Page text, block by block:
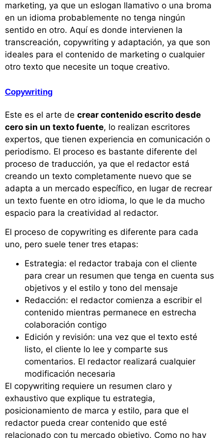
marketing, ya que un eslogan llamativo o una broma
en un idioma probablemente no tenga ningún
sentido en otro. Aquí es donde intervienen la
transcreación, copywriting y adaptación, ya que son
ideales para el contenido de marketing o cualquier
otro texto que necesite un toque creativo.
Copywriting
Este es el arte de crear contenido escrito desde
cero sin un texto fuente, lo realizan escritores
expertos, que tienen experiencia en comunicación o
periodismo. El proceso es bastante diferente del
proceso de traducción, ya que el redactor está
creando un texto completamente nuevo que se
adapta a un mercado específico, en lugar de recrear
un texto fuente en otro idioma, lo que le da mucho
espacio para la creatividad al redactor.
El proceso de copywriting es diferente para cada
uno, pero suele tener tres etapas:
Estrategia: el redactor trabaja con el cliente
para crear un resumen que tenga en cuenta sus
objetivos y el estilo y tono del mensaje
Redacción: el redactor comienza a escribir el
contenido mientras permanece en estrecha
colaboración contigo
Edición y revisión: una vez que el texto esté
listo, el cliente lo lee y comparte sus
comentarios. El redactor realizará cualquier
modificación necesaria
El copywriting requiere un resumen claro y
exhaustivo que explique tu estrategia,
posicionamiento de marca y estilo, para que el
redactor pueda crear contenido que esté
relacionado con tu mercado objetivo. Como no hay